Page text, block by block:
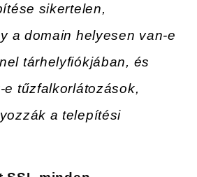
sikertelen,
a domain helyesen van-e
tárhelyfiókjában, és
tűzfalkorlátozások,
a telepítési